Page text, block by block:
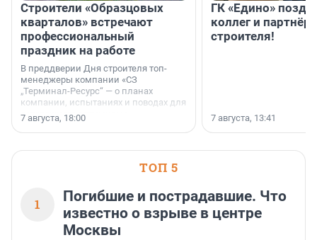
Строители «Образцовых
кварталов» встречают
профессиональный
праздник на работе
В преддверии Дня строителя топ-
менеджеры компании «СЗ
„Терминал-Ресурс“ — о планах
компании, испытаниях и поводах для
осторожного оптимизма.
7 августа, 18:00
ГК «Едино»
коллег и
строителя!
7 августа, 13:41
ТОП 5
1
Погибшие и пострадавшие. Что
известно о взрыве в центре
Москвы